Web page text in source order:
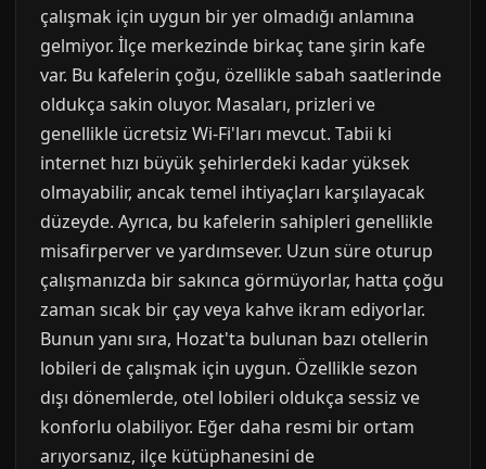
çalışmak için uygun bir yer olmadığı anlamına
gelmiyor. İlçe merkezinde birkaç tane şirin kafe
var. Bu kafelerin çoğu, özellikle sabah saatlerinde
oldukça sakin oluyor. Masaları, prizleri ve
genellikle ücretsiz Wi-Fi'ları mevcut. Tabii ki
internet hızı büyük şehirlerdeki kadar yüksek
olmayabilir, ancak temel ihtiyaçları karşılayacak
düzeyde. Ayrıca, bu kafelerin sahipleri genellikle
misafirperver ve yardımsever. Uzun süre oturup
çalışmanızda bir sakınca görmüyorlar, hatta çoğu
zaman sıcak bir çay veya kahve ikram ediyorlar.
Bunun yanı sıra, Hozat'ta bulunan bazı otellerin
lobileri de çalışmak için uygun. Özellikle sezon
dışı dönemlerde, otel lobileri oldukça sessiz ve
konforlu olabiliyor. Eğer daha resmi bir ortam
arıyorsanız, ilçe kütüphanesini de